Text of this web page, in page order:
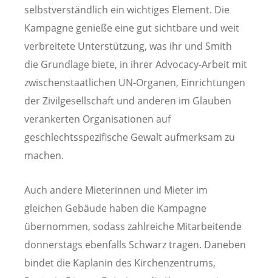
selbstverständlich ein wichtiges Element. Die
Kampagne genieße eine gut sichtbare und weit
verbreitete Unterstützung, was ihr und Smith
die Grundlage biete, in ihrer Advocacy-Arbeit mit
zwischenstaatlichen UN-Organen, Einrichtungen
der Zivilgesellschaft und anderen im Glauben
verankerten Organisationen auf
geschlechtsspezifische Gewalt aufmerksam zu
machen.
Auch andere Mieterinnen und Mieter im
gleichen Gebäude haben die Kampagne
übernommen, sodass zahlreiche Mitarbeitende
donnerstags ebenfalls Schwarz tragen. Daneben
bindet die Kaplanin des Kirchenzentrums,